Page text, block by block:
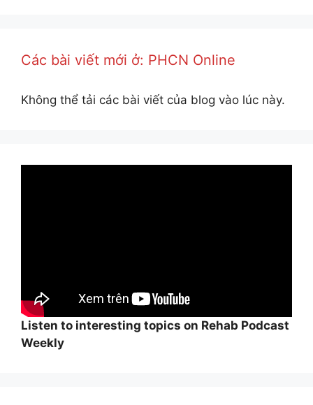
Các bài viết mới ở: PHCN Online
Không thể tải các bài viết của blog vào lúc này.
Listen to interesting topics on Rehab Podcast
Weekly